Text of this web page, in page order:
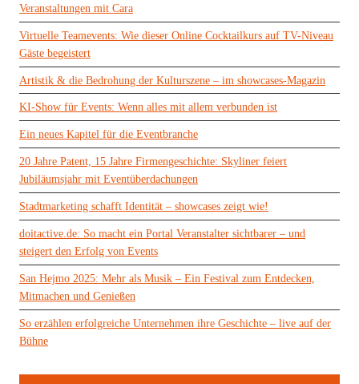
Veranstaltungen mit Cara
Virtuelle Teamevents: Wie dieser Online Cocktailkurs auf TV-Niveau
Gäste begeistert
Artistik & die Bedrohung der Kulturszene – im showcases-Magazin
KI-Show für Events: Wenn alles mit allem verbunden ist
Ein neues Kapitel für die Eventbranche
20 Jahre Patent, 15 Jahre Firmengeschichte: Skyliner feiert
Jubiläumsjahr mit Eventüberdachungen
Stadtmarketing schafft Identität – showcases zeigt wie!
doitactive.de: So macht ein Portal Veranstalter sichtbarer – und
steigert den Erfolg von Events
San Hejmo 2025: Mehr als Musik – Ein Festival zum Entdecken,
Mitmachen und Genießen
So erzählen erfolgreiche Unternehmen ihre Geschichte – live auf der
Bühne